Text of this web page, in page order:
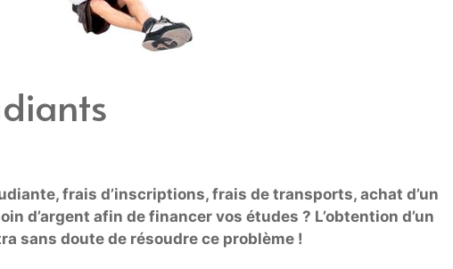
frais d’inscriptions, frais de transports, achat d’un
d’argent afin de financer vos études ? L’obtention d’un
sans doute de résoudre ce problème !